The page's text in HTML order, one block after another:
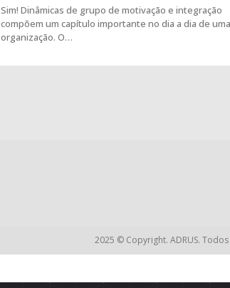
Sim! Dinâmicas de grupo de motivação e integração
compõem um capítulo importante no dia a dia de uma
organização. O…
2025 © Copyright. ADRUS.